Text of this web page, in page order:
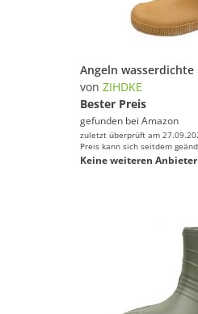
von ZIHDKE
Bester Preis
gefunden bei Amazon
zuletzt überprüft am
Preis kann sich seitdem
Keine weiteren Anbieter